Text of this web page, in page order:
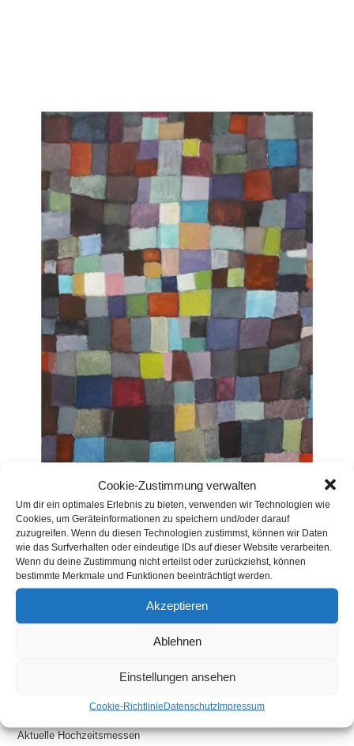
Cookie-Zustimmung verwalten
Um dir ein optimales Erlebnis zu bieten, verwenden wir Technologien wie
Cookies, um Geräteinformationen zu speichern und/oder darauf
zuzugreifen. Wenn du diesen Technologien zustimmst, können wir Daten
wie das Surfverhalten oder eindeutige IDs auf dieser Website verarbeiten.
Wenn du deine Zustimmung nicht erteilst oder zurückziehst, können
bestimmte Merkmale und Funktionen beeinträchtigt werden.
Akzeptieren
Ablehnen
Einstellungen ansehen
Cookie-RichtlinieDatenschutzImpressum
Aktuelle Hochzeitsmessen